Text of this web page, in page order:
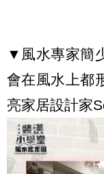
▼風水專家簡
會在風水上都
亮家居設計家